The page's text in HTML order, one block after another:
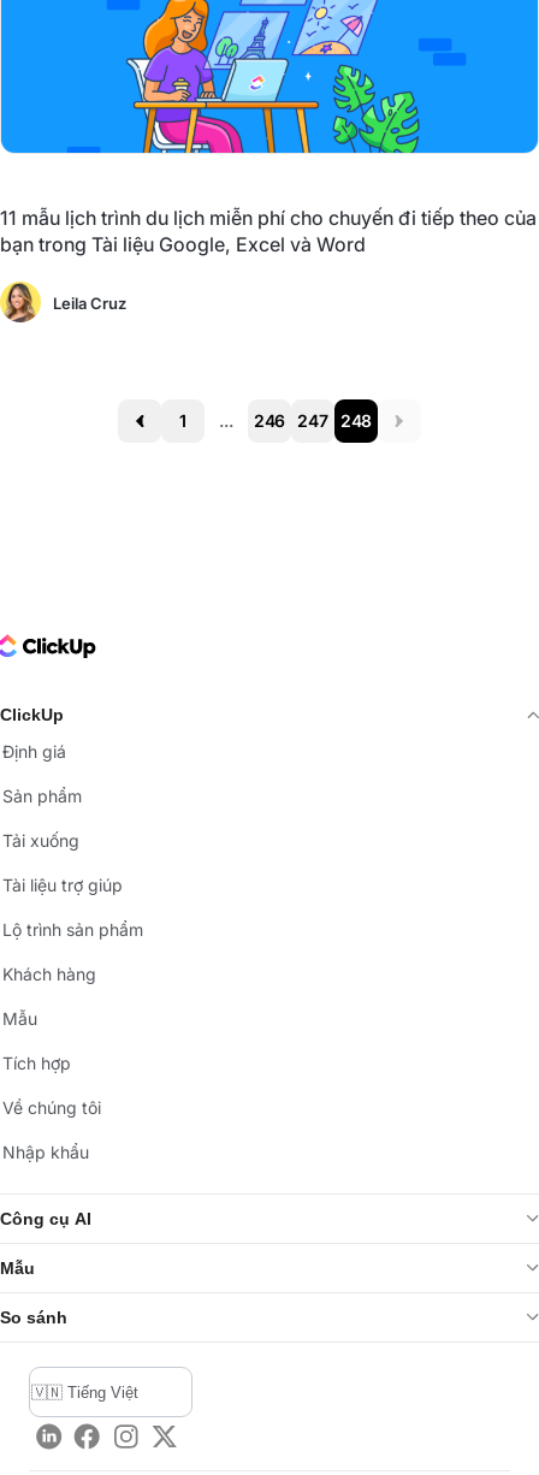
11 mẫu lịch trình du lịch miễn phí cho chuyến đi tiếp theo của
bạn trong Tài liệu Google, Excel và Word
Leila Cruz
Prev 1 ... 246 247 248 Next
Logo
ClickUp
Định giá
Sản phẩm
Tải xuống
Tài liệu trợ giúp
Lộ trình sản phẩm
Khách hàng
Mẫu
Tích hợp
Về chúng tôi
Nhập khẩu
Công cụ AI
Mẫu
So sánh
LinkedInFacebook
Instagram
Twitter